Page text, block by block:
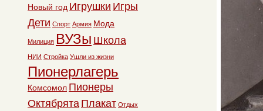
Новый год Игрушки Игры
Дети Спорт Армия Мода
Милиция ВУЗы Школа
НИИ Стройка Ушли из жизни
Пионерлагерь
Комсомол Пионеры
Октябрята Плакат Отдых